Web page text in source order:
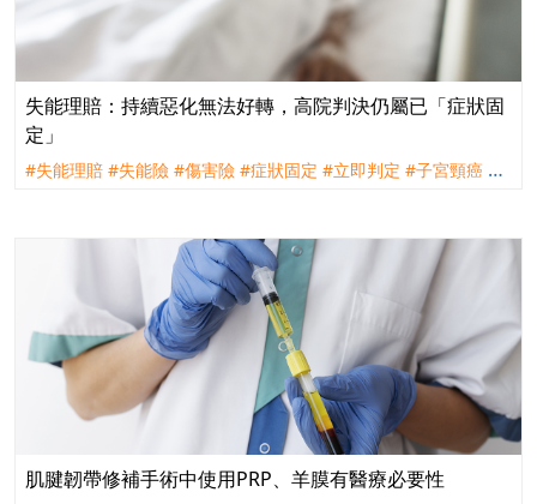
失能理賠：持續惡化無法好轉，高院判決仍屬已「症狀固
定」
#失能理賠 #失能險 #傷害險 #症狀固定 #立即判定 #子宮頸癌 #
肌腱韌帶修補手術中使用PRP、羊膜有醫療必要性